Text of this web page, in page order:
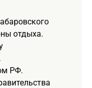
отдыха.
РФ.